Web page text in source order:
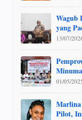
Wagub
yang
13/07/
01/05/
Marlina
Pilot,